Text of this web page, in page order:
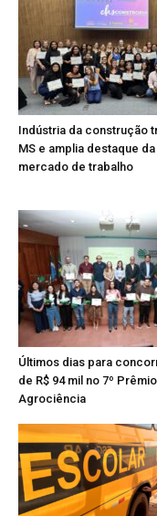
Indústria da construção
MS e amplia destaque
mercado de trabalho
Últimos dias para
de R$ 94 mil no 7º Prêmio
Agrociência